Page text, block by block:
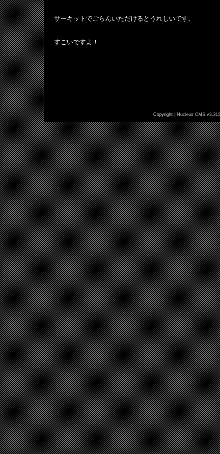
サーキットでごらんいただけるとうれしいです。
すごいですよ！
Copyright | Nucleus CMS